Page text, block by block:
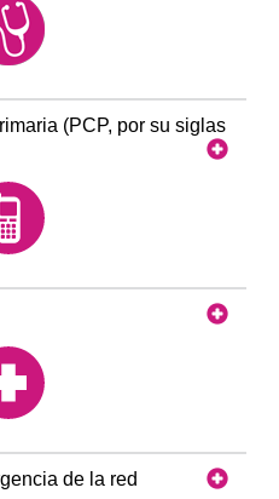
(PCP, por su siglas
de la red